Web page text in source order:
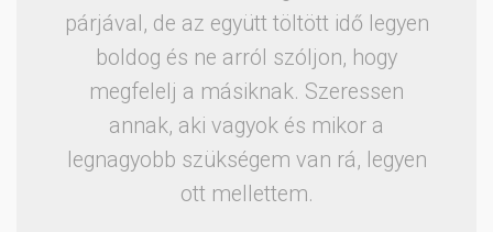
párjával, de az együtt töltött idő legyen
boldog és ne arról szóljon, hogy
megfelelj a másiknak. Szeressen
annak, aki vagyok és mikor a
legnagyobb szükségem van rá, legyen
ott mellettem.